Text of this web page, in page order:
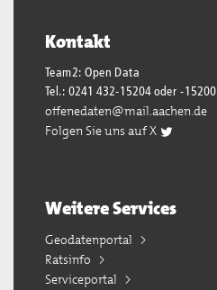
Kontakt
Team2: Open Data
Tel.: 0241 432-15204 oder -15200
offenedaten@mail.aachen.de
Folgen Sie uns auf X
Weitere Services
Geodatenportal
Ratsinfo
Serviceportal